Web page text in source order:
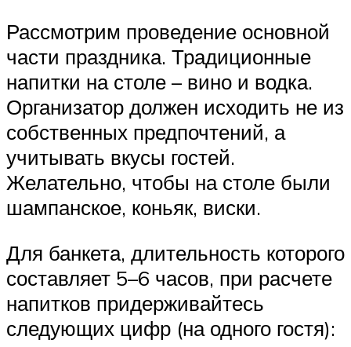
Рассмотрим проведение основной
части праздника. Традиционные
напитки на столе – вино и водка.
Организатор должен исходить не из
собственных предпочтений, а
учитывать вкусы гостей.
Желательно, чтобы на столе были
шампанское, коньяк, виски.
Для банкета, длительность которого
составляет 5–6 часов, при расчете
напитков придерживайтесь
следующих цифр (на одного гостя):